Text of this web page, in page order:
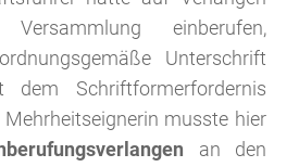
einberufen,
Unterschrift
Schriftformerfordernis
musste hier
an den